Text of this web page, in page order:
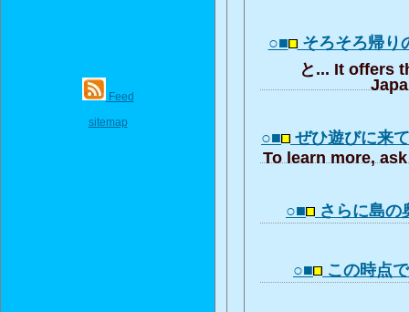
Feed
sitemap
○■ そろそろ帰
と... It offers
○■ ぜひ遊びに来
To learn more,
○■ さらに島
○■ この時点